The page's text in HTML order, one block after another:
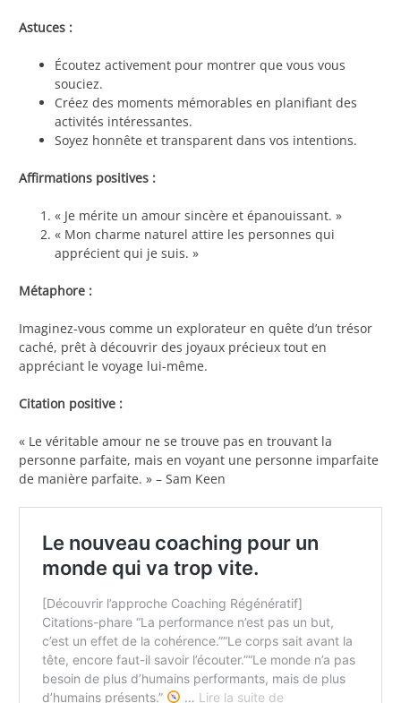
Astuces :
Écoutez activement pour montrer que vous vous
souciez.
Créez des moments mémorables en planifiant des
activités intéressantes.
Soyez honnête et transparent dans vos intentions.
Affirmations positives :
« Je mérite un amour sincère et épanouissant. »
« Mon charme naturel attire les personnes qui
apprécient qui je suis. »
Métaphore :
Imaginez-vous comme un explorateur en quête d’un trésor
caché, prêt à découvrir des joyaux précieux tout en
appréciant le voyage lui-même.
Citation positive :
« Le véritable amour ne se trouve pas en trouvant la
personne parfaite, mais en voyant une personne imparfaite
de manière parfaite. » – Sam Keen